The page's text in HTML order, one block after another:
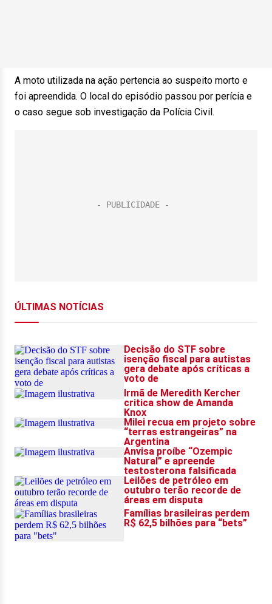
A moto utilizada na ação pertencia ao suspeito morto e
foi apreendida. O local do episódio passou por perícia e
o caso segue sob investigação da Polícia Civil.